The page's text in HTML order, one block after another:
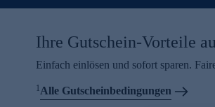
Ihre Gutschein-Vorteile
Einfach einlösen und sofort sparen.
1Alle Gutscheinbedingungen